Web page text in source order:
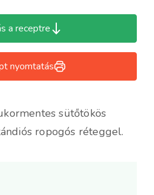
a receptre
nyomtatás
sütőtökös
ropogós réteggel.